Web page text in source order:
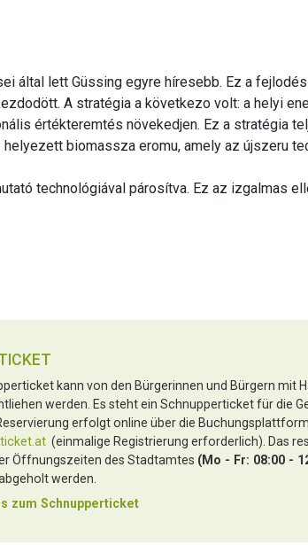
által lett Güssing egyre híresebb. Ez a
A stratégia a következo volt: a helyi
értékteremtés növekedjen. Ez a stratégia
biomassza eromu, amely az újszeru
technológiával párosítva. Ez az izgalmas
kann von den Bürgerinnen und Bürgern mit
werden. Es steht ein Schnupperticket für die
erfolgt online über die Buchungsplattform
(einmalige Registrierung erforderlich). Das
Öffnungszeiten des Stadtamtes (Mo - Fr: 08:00 -
werden.
zum Schnupperticket